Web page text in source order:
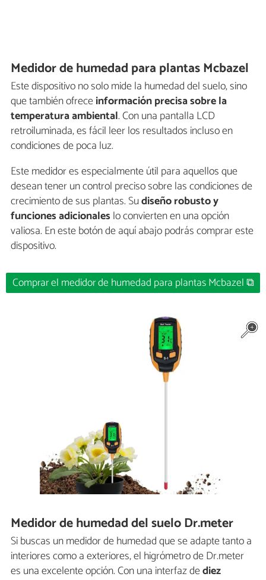
Medidor de humedad para plantas Mcbazel
Este dispositivo no solo mide la humedad del suelo, sino
que también ofreceinformación precisa sobre la
temperatura ambiental. Con una pantalla LCD
retroiluminada, es fácil leer los resultados incluso en
condiciones de poca luz.
Este medidor es especialmente útil para aquellos que
desean tener un control preciso sobre las condiciones de
crecimiento de sus plantas. Sudiseño robusto y
funciones adicionales lo convierten en una opción
valiosa. En este botón de aquí abajo podrás comprar este
dispositivo.
Comprar el medidor de humedad para plantas Mcbazel ⧉
Medidor de humedad del suelo Dr.meter
Si buscas un medidor de humedad que se adapte tanto a
interiores como a exteriores, el higrómetro de Dr.meter
es una excelente opción. Con una interfaz dediez